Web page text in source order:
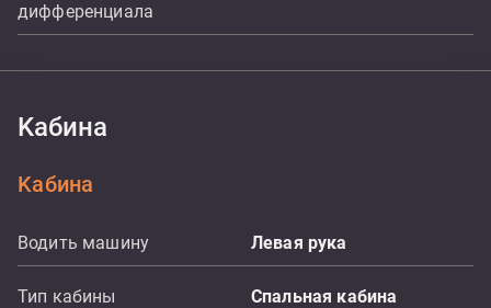
дифференциала
Kабина
Kабина
Водить машину Левая рука
Тип кабины Спальная кабина